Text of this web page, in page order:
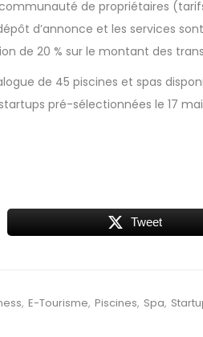
de propriétaires
d’annonce et les services
de 20 % sur le montant des
de 45 piscines et spas
pré-sélectionnées le 17
Tweet
, E-Tourisme, Piscines, Spa,